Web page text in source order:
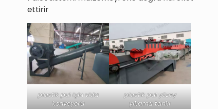
ettirir
plastik pul için vida
konveyörü
plastik pul yüzey
yıkama tankı